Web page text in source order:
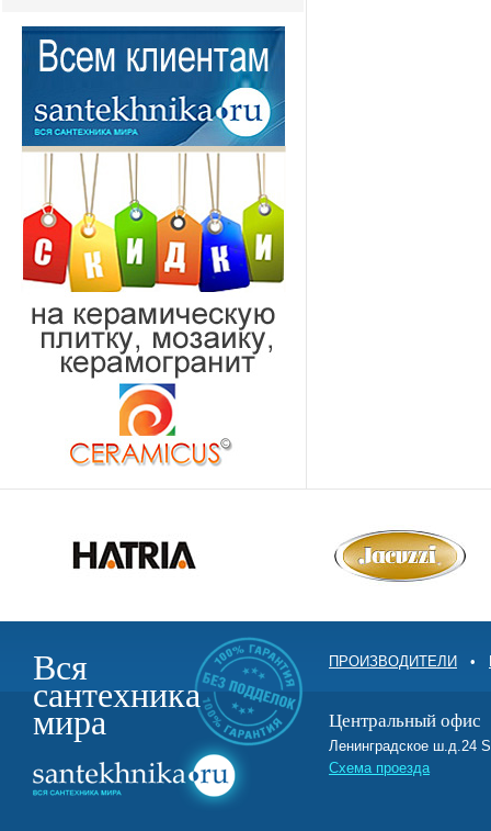
Вся
сантехника
мира
ПРОИЗВОДИТЕЛИ •
Центральный офис
Ленинградское ш.д.24
Схема проезда